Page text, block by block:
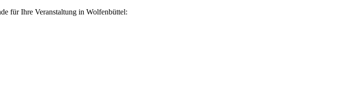
für Ihre Veranstaltung in Wolfenbüttel: